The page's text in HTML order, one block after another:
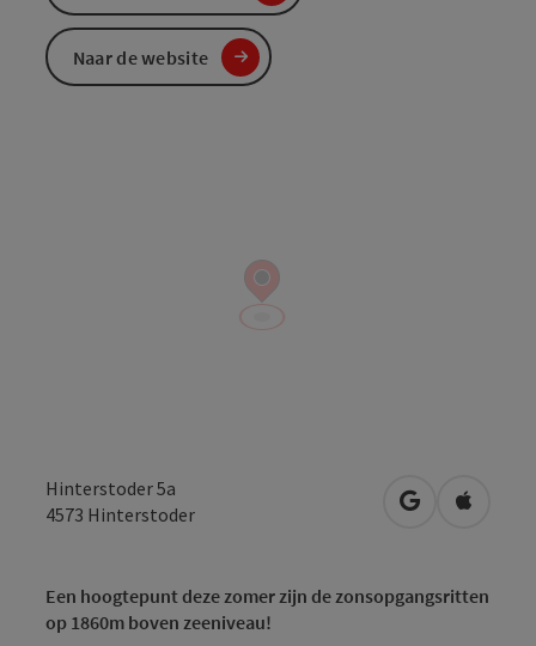
Hinterstoder 5a
4573 Hinterstoder Openen in
Een hoogtepunt deze zomer zijn de zonsopgangsritten
op 1860m boven zeeniveau!
Naar de website